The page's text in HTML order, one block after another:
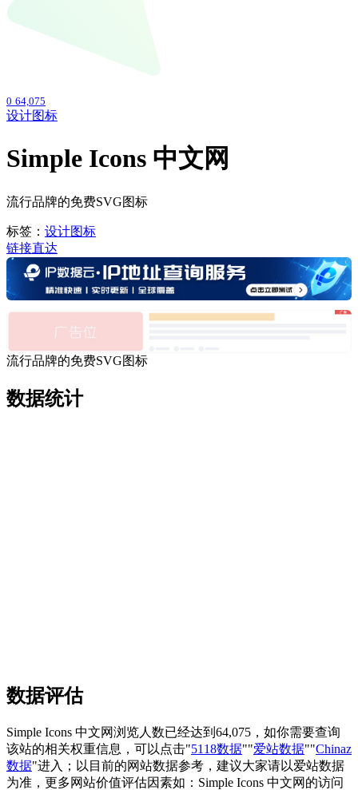
0 64,075
设计图标
Simple Icons 中文网
流行品牌的免费SVG图标
标签： 设计图标
链接直达
流行品牌的免费SVG图标
数据统计
数据评估
Simple Icons 中文网浏览人数已经达到64,075，如你需要查询
该站的相关权重信息，可以点击"5118数据""爱站数据""Chinaz
数据"进入；以目前的网站数据参考，建议大家请以爱站数据
为准，更多网站价值评估因素如：Simple Icons 中文网的访问